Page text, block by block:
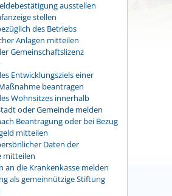
ausstellen
stellen
des Betriebs
Anlagen mitteilen
Gemeinschaftslizenz
Entwicklungsziels einer
beantragen
Wohnsitzes innerhalb
oder Gemeinde melden
Beantragung oder bei Bezug
mitteilen
Daten der
mitteilen
an die Krankenkasse melden
als gemeinnützige Stiftung